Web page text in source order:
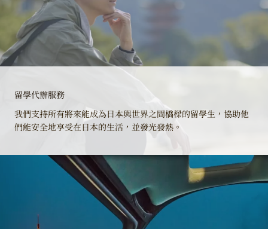
留學代辦服務
我們支持所有將來能成為日本與世界之間橋樑的留學生，協助他
們能安全地享受在日本的生活，並發光發熱。